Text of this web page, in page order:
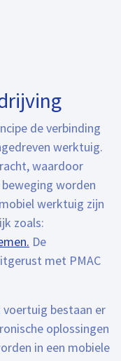
de verbinding
werktuig.
waardoor
worden
werktuig zijn
zoals:
De
met PMAC
bestaan er
oplossingen
in een mobiele